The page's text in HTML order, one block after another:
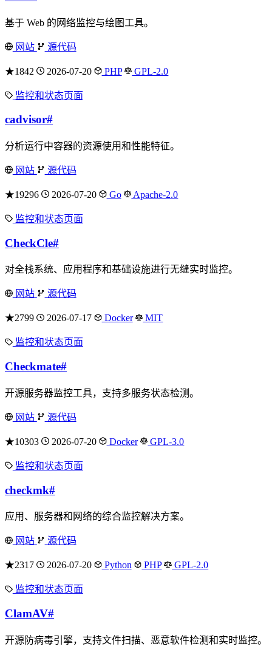
基于 Web 的网络监控与绘图工具。
网站 源代码
★1842 2026-07-20 PHP GPL-2.0
监控和状态页面
cadvisor#
分析运行中容器的资源使用和性能特征。
网站 源代码
★19296 2026-07-20 Go Apache-2.0
监控和状态页面
CheckCle#
对全栈系统、应用程序和基础设施进行无缝实时监控。
网站 源代码
★2799 2026-07-17 Docker MIT
监控和状态页面
Checkmate#
开源服务器监控工具，支持多服务状态检测。
网站 源代码
★10303 2026-07-20 Docker GPL-3.0
监控和状态页面
checkmk#
应用、服务器和网络的综合监控解决方案。
网站 源代码
★2317 2026-07-20 Python PHP GPL-2.0
监控和状态页面
ClamAV#
开源防病毒引擎，支持文件扫描、恶意软件检测和实时监控。